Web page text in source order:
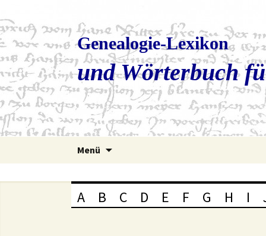
Genealogie-Lexikon
und Wörterbuch
Menü
A B C D E F G H I